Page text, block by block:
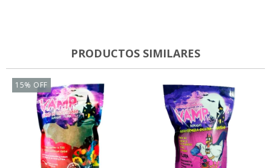
PRODUCTOS SIMILARES
15% OFF